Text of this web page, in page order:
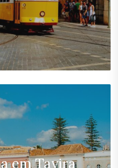
em Tavira